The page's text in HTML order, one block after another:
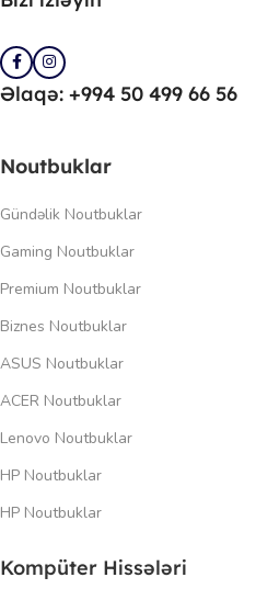
Əlaqə: +994 50 499 66 56
Noutbuklar
Gündəlik Noutbuklar
Gaming Noutbuklar
Premium Noutbuklar
Biznes Noutbuklar
ASUS Noutbuklar
ACER Noutbuklar
Lenovo Noutbuklar
HP Noutbuklar
HP Noutbuklar
Kompüter Hissələri